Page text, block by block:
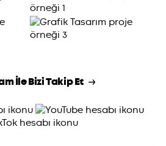
İle Bizi Takip Et